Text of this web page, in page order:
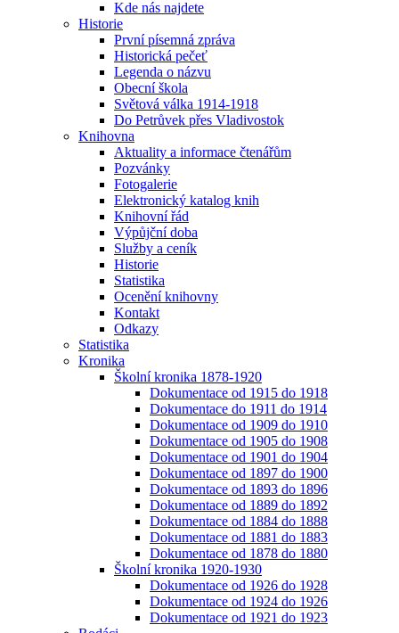
Kde nás najdete
Historie
První písemná zpráva
Historická pečeť
Legenda o názvu
Obecní škola
Světová válka 1914-1918
Do Petrůvek přes Vladivostok
Knihovna
Aktuality a informace čtenářům
Pozvánky
Fotogalerie
Elektronický katalog knih
Knihovní řád
Výpůjční doba
Služby a ceník
Historie
Statistika
Ocenění knihovny
Kontakt
Odkazy
Statistika
Kronika
Školní kronika 1878-1920
Dokumentace od 1915 do 1918
Dokumentace do 1911 do 1914
Dokumentace od 1909 do 1910
Dokumentace od 1905 do 1908
Dokumentace od 1901 do 1904
Dokumentace od 1897 do 1900
Dokumentace od 1893 do 1896
Dokumentace od 1889 do 1892
Dokumentace od 1884 do 1888
Dokumentace od 1881 do 1883
Dokumentace od 1878 do 1880
Školní kronika 1920-1930
Dokumentace od 1926 do 1928
Dokumentace od 1924 do 1926
Dokumentace od 1921 do 1923